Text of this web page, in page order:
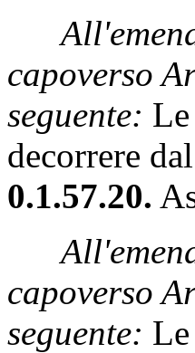
capoverso
seguente:
decorrere
0.1.57.20.
capoverso
seguente: